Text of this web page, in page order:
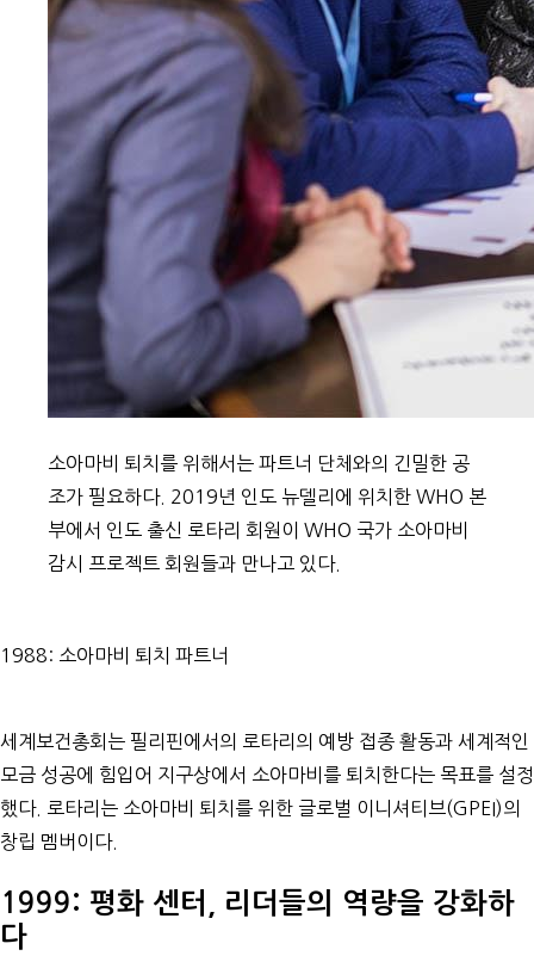
소아마비 퇴치를 위해서는 파트너 단체와의 긴밀한 공
조가 필요하다. 2019년 인도 뉴델리에 위치한 WHO 본
부에서 인도 출신 로타리 회원이 WHO 국가 소아마비
감시 프로젝트 회원들과 만나고 있다.
1988: 소아마비 퇴치 파트너
세계보건총회는 필리핀에서의 로타리의 예방 접종 활동과 세계적인
모금 성공에 힘입어 지구상에서 소아마비를 퇴치한다는 목표를 설정
했다. 로타리는 소아마비 퇴치를 위한 글로벌 이니셔티브(GPEI)의
창립 멤버이다.
1999: 평화 센터, 리더들의 역량을 강화하
다